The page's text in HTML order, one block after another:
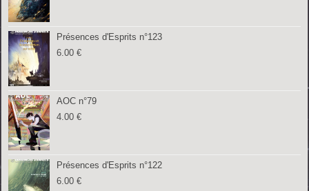
Présences d'Esprits n°123
6.00€
AOC n°79
4.00€
Présences d'Esprits n°122
6.00€